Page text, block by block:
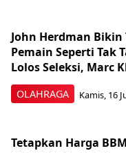
OLAHRAGA
John Herdman Bikin
Pemain Seperti Tak
Lolos Seleksi, Marc
Kamis, 16
Tetapkan Harga